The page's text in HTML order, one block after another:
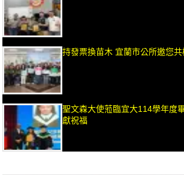
持發票換苗木 宜蘭市公所邀您
聖文森大使蒞臨宜大114學年
獻祝福